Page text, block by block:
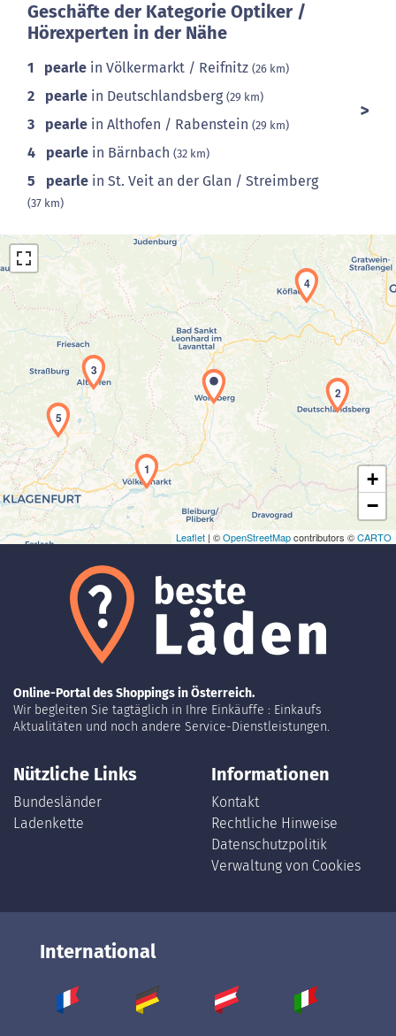
Geschäfte der Kategorie Optiker /
Hörexperten in der Nähe
1 pearle in Völkermarkt / Reifnitz (26 km)
2 pearle in Deutschlandsberg (29 km)
3 pearle in Althofen / Rabenstein (29 km)
4 pearle in Bärnbach (32 km)
5 pearle in St. Veit an der Glan / Streimberg
(37 km)
Laden der Karte...
1
2
3
4
5
+
−
Leaflet | ©OpenStreetMapcontributors ©CARTO
Online-Portal des Shoppings in Österreich.
Wir begleiten Sie tagtäglich in Ihre Einkäuffe : Einkaufs
Aktualitäten und noch andere Service-Dienstleistungen.
Nützliche Links
Bundesländer
Ladenkette
Informationen
Kontakt
Rechtliche Hinweise
Datenschutzpolitik
Verwaltung von Cookies
International